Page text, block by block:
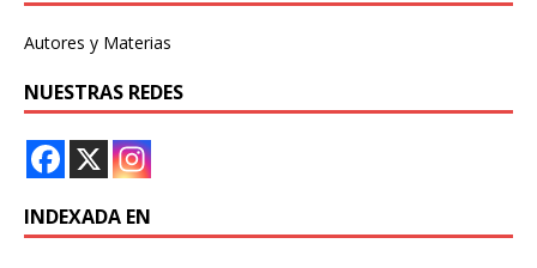
Autores y Materias
NUESTRAS REDES
INDEXADA EN